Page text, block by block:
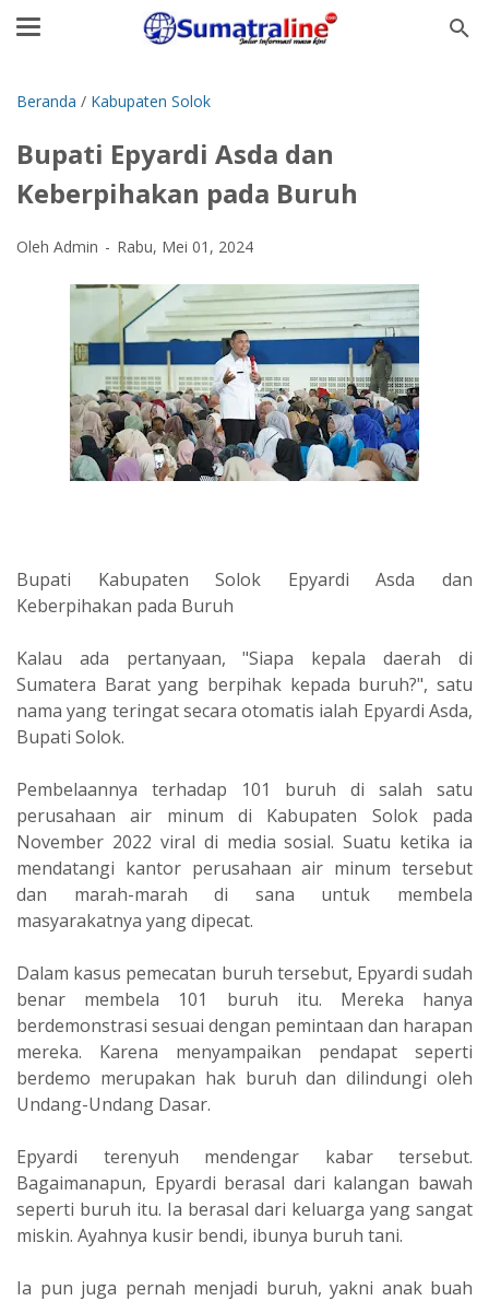
Beranda / Kabupaten Solok
Bupati Epyardi Asda dan
Keberpihakan pada Buruh
Oleh Admin Rabu, Mei 01, 2024
Bupati Kabupaten Solok Epyardi Asda dan
Keberpihakan pada Buruh
Kalau ada pertanyaan, "Siapa kepala daerah di
Sumatera Barat yang berpihak kepada buruh?", satu
nama yang teringat secara otomatis ialah Epyardi Asda,
Bupati Solok.
Pembelaannya terhadap 101 buruh di salah satu
perusahaan air minum di Kabupaten Solok pada
November 2022 viral di media sosial. Suatu ketika ia
mendatangi kantor perusahaan air minum tersebut
dan marah-marah di sana untuk membela
masyarakatnya yang dipecat.
Dalam kasus pemecatan buruh tersebut, Epyardi sudah
benar membela 101 buruh itu. Mereka hanya
berdemonstrasi sesuai dengan pemintaan dan harapan
mereka. Karena menyampaikan pendapat seperti
berdemo merupakan hak buruh dan dilindungi oleh
Undang-Undang Dasar.
Epyardi terenyuh mendengar kabar tersebut.
Bagaimanapun, Epyardi berasal dari kalangan bawah
seperti buruh itu. Ia berasal dari keluarga yang sangat
miskin. Ayahnya kusir bendi, ibunya buruh tani.
Ia pun juga pernah menjadi buruh, yakni anak buah